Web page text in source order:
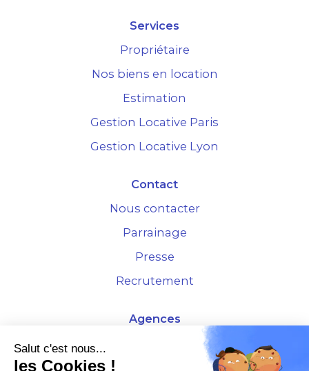
Services
Propriétaire
Nos biens en location
Estimation
Gestion Locative Paris
Gestion Locative Lyon
Contact
Nous contacter
Parrainage
Presse
Recrutement
Agences
4 Rue de la Bourse - 69001 Lyon
10 rue d'Austerlitz - 75012 Paris
Salut c'est nous...
les Cookies !